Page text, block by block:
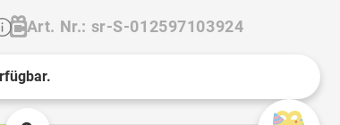
1 St.
1 St.
Art. Nr.: sr-S-012597103924